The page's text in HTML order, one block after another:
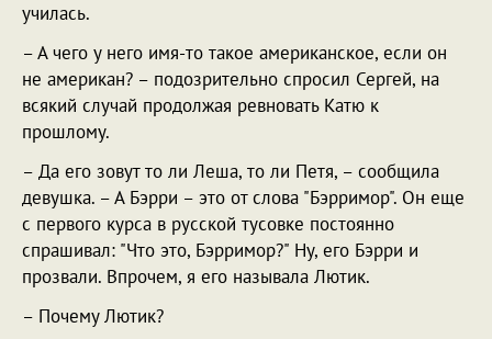
училась.
– А чего у него имя-то такое американское, если он
не американ? – подозрительно спросил Сергей, на
всякий случай продолжая ревновать Катю к
прошлому.
– Да его зовут то ли Леша, то ли Петя, – сообщила
девушка. – А Бэрри – это от слова "Бэрримор". Он еще
с первого курса в русской тусовке постоянно
спрашивал: "Что это, Бэрримор?" Ну, его Бэрри и
прозвали. Впрочем, я его называла Лютик.
– Почему Лютик?